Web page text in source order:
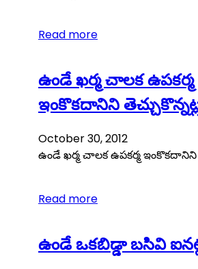
Read more
ఉండే ఖర్మ చాలక ఉపకర్మ
ఇంకొకదానిని
October 30, 2012
ఉండే ఖర్మ చాలక ఉపకర్మ ఇంకొకదానిని
Read more
ఉండే ఒకబిడ్డా బసివి